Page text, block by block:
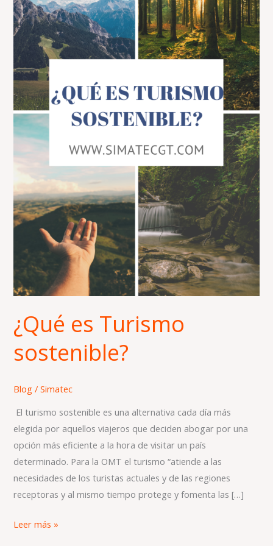
¿Qué es Turismo
sostenible?
Blog /Simatec
El turismo sostenible es una alternativa cada día más
elegida por aquellos viajeros que deciden abogar por una
opción más eficiente a la hora de visitar un país
determinado. Para la OMT el turismo “atiende a las
necesidades de los turistas actuales y de las regiones
receptoras y al mismo tiempo protege y fomenta las […]
Leer más »